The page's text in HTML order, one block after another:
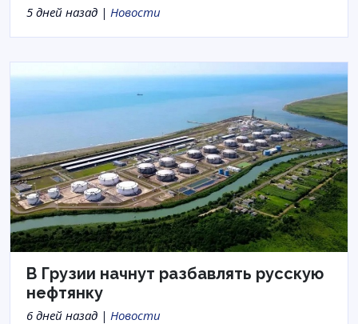
5 дней назад | Новости
В Грузии начнут разбавлять русскую
нефтянку
6 дней назад | Новости